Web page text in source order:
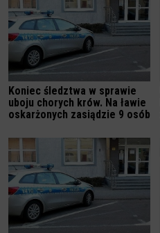
Koniec śledztwa w sprawie
uboju chorych krów. Na ławie
oskarżonych zasiądzie 9 osób